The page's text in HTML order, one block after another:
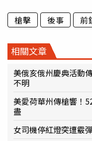
槍擊 後事 前
相關文章
美俄亥俄州慶典活動
不明
美愛荷華州傳槍響！
盡
女司機停紅燈突遭霰